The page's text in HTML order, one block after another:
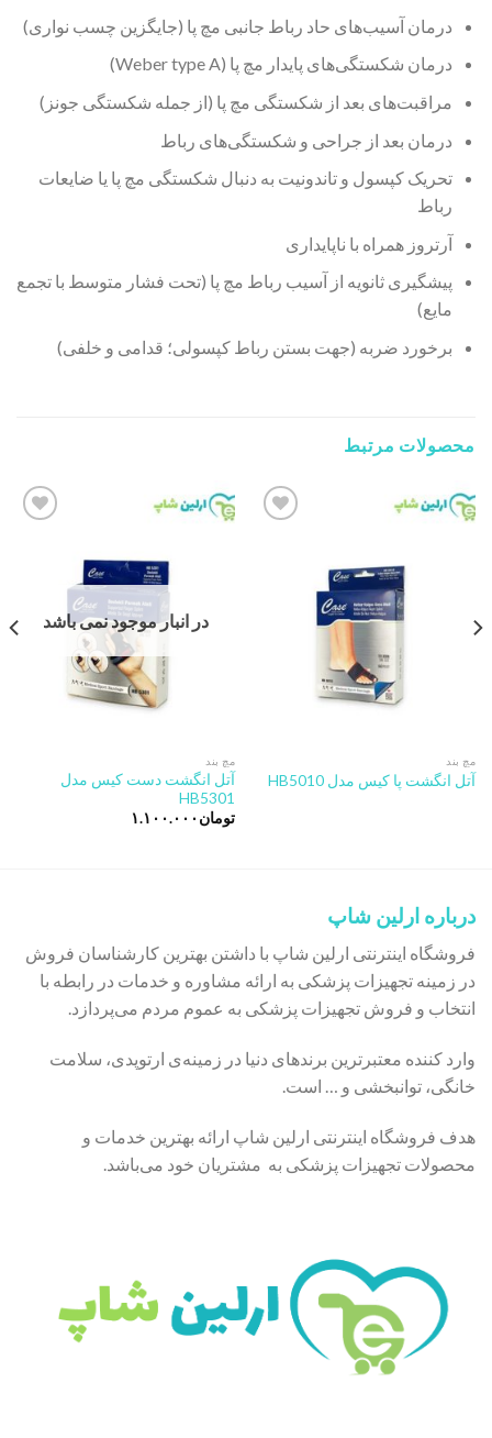
درمان آسیب‌های حاد رباط جانبی مچ پا (جایگزین چسب نواری)
درمان شکستگی‌های پایدار مچ پا (Weber type A)
مراقبت‌های بعد از شکستگی مچ پا (از جمله شکستگی جونز)
درمان بعد از جراحی و شکستگی‌های رباط
تحریک کپسول و تاندونیت به دنبال شکستگی مچ پا یا ضایعات
رباط
آرتروز همراه با ناپایداری
پیشگیری ثانویه از آسیب رباط مچ پا (تحت فشار متوسط با تجمع
مایع)
برخورد ضربه (جهت بستن رباط کپسولی؛ قدامی و خلفی)
محصولات مرتبط
مچ بند
آتل انگشت پا کیس مدل HB5010
در انبار موجود نمی باشد
مچ بند
آتل انگشت دست کیس مدل
HB5301
تومان ۱.۱۰۰.۰۰۰
درباره ارلین شاپ
فروشگاه اینترنتی ارلین شاپ با داشتن بهترین کارشناسان فروش
در زمینه تجهیزات پزشکی به ارائه مشاوره و خدمات در رابطه با
انتخاب و فروش تجهیزات پزشکی به عموم مردم می‌پردازد.
وارد کننده معتبرترین برندهای دنیا در زمینه‌ی ارتوپدی، سلامت
خانگی، توانبخشی و … است.
هدف فروشگاه اینترنتی ارلین شاپ ارائه بهترین خدمات و
محصولات تجهیزات پزشکی به مشتریان خود می‌باشد.